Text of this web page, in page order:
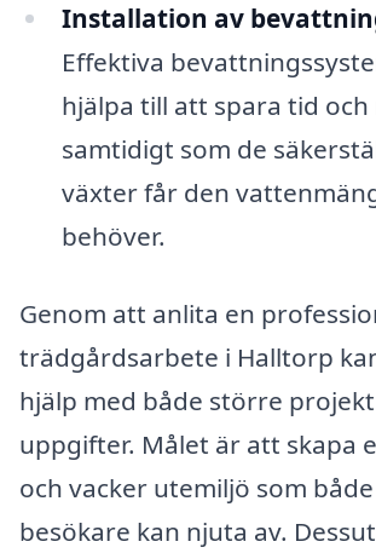
Installation av
Effektiva
hjälpa till att spara tid
samtidigt som de
växter får den
behöver.
Genom att anlita en
trädgårdsarbete i Halltorp
hjälp med både större
uppgifter. Målet är att skapa
och vacker utemiljö som
besökare kan njuta av.